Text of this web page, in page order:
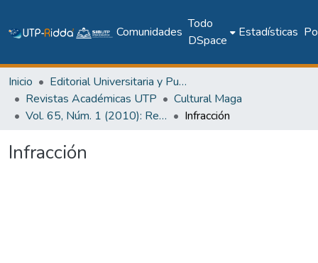
Comunidades
Todo
DSpace
Estadísticas
Inicio
Editorial Universitaria y Publicaciones Seriadas
Revistas Académicas UTP
Cultural Maga
Vol. 65, Núm. 1 (2010): Revista Maga
Infracción
Infracción